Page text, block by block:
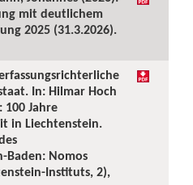
mit deutlichem
2025 (31.3.2026).
In: Hilmar Hoch
100 Jahre
in Liechtenstein.
Baden: Nomos
Instituts, 2),